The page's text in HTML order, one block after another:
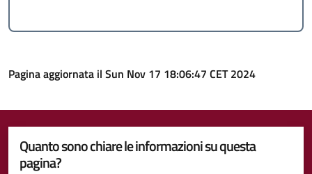
Pagina aggiornata il Sun Nov 17 18:06:47 CET 2024
Quanto sono chiare le informazioni su questa
pagina?